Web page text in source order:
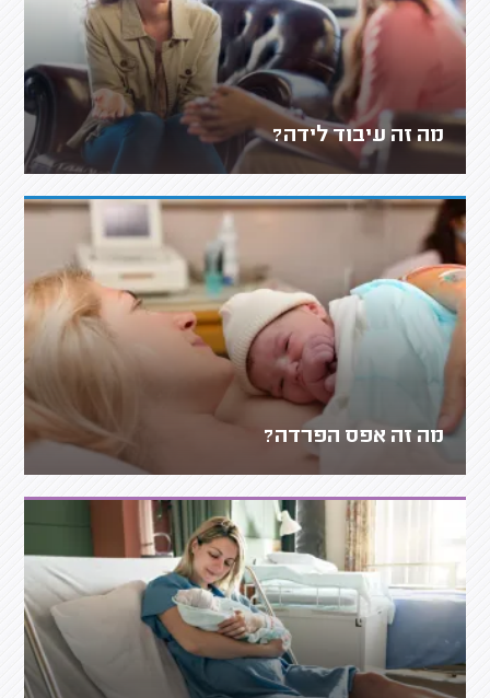
מה זה עיבוד לידה?
מה זה אפס הפרדה?